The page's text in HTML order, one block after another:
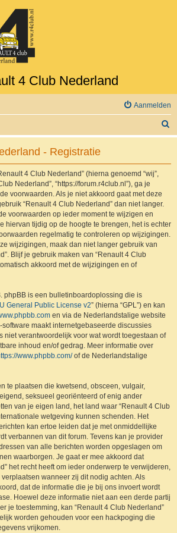
4 Club Nederland
Aanmelden
o
- Registratie
4 Club Nederland” (hierna genoemd “wij”,
Nederland”, “https://forum.r4club.nl”), ga je
voorwaarden. Als je niet akkoord gaat met deze
“Renault 4 Club Nederland” dan niet langer.
voorwaarden op ieder moment te wijzigen en
hiervan tijdig op de hoogte te brengen, het is echter
regelmatig te controleren op wijzigingen.
wijzigingen, maak dan niet langer gebruik van
Blijf je gebruik maken van “Renault 4 Club
akkoord met de wijzigingen en of
phpBB is een bulletinboardoplossing die is
General Public License v2” (hierna “GPL”) en kan
en via de Nederlandstalige website
software maakt internetgebaseerde discussies
niet verantwoordelijk voor wat wordt toegestaan of
inhoud en/of gedrag. Meer informatie over
www.phpbb.com/of de Nederlandstalige
te plaatsen die kwetsend, obsceen, vulgair,
seksueel georiënteerd of enig ander
van je eigen land, het land waar “Renault 4 Club
wetgeving kunnen schenden. Het
kan ertoe leiden dat je met onmiddellijke
verbannen van dit forum. Tevens kan je provider
van alle berichten worden opgeslagen om
waarborgen. Je gaat er mee akkoord dat
het recht heeft om ieder onderwerp te verwijderen,
wanneer zij dit nodig achten. Als
dat de informatie die je bij ons invoert wordt
Hoewel deze informatie niet aan een derde partij
je toestemming, kan “Renault 4 Club Nederland”
worden gehouden voor een hackpoging die
vrijkomen.